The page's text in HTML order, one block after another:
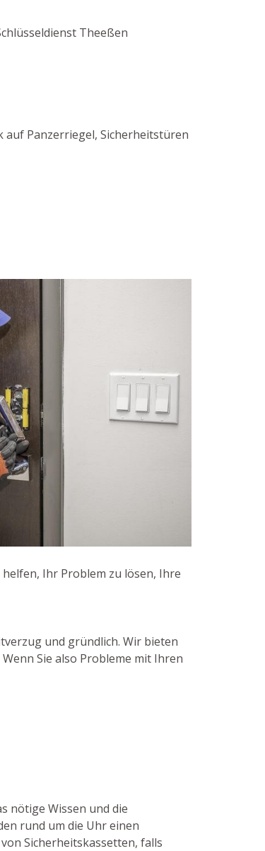
Theeßen
auf Panzerriegel, Sicherheitstüren
Ihr Problem zu lösen, Ihre
und gründlich. Wir bieten
Sie also Probleme mit Ihren
nötige Wissen und die
rund um die Uhr einen
Sicherheitskassetten, falls